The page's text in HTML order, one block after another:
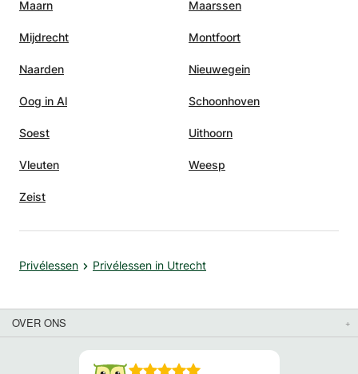
Maarn Maarssen
Mijdrecht Montfoort
Naarden Nieuwegein
Oog in Al Schoonhoven
Soest Uithoorn
Vleuten Weesp
Zeist
Privélessen Privélessen in Utrecht
OVER ONS